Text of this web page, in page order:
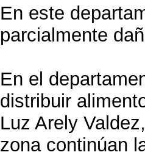
En este
parcialmente
En el
distribuir
Luz Arely
zona continúan